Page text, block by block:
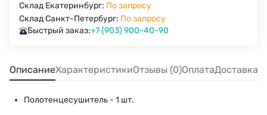
Склад Екатеринбург: По запросу
Склад Санкт-Петербург: По запросу
Быстрый заказ:+7 (903) 900-40-90
ОписаниеХарактеристикиОтзывы (0)ОплатаДоставка
Полотенцесушитель - 1 шт.